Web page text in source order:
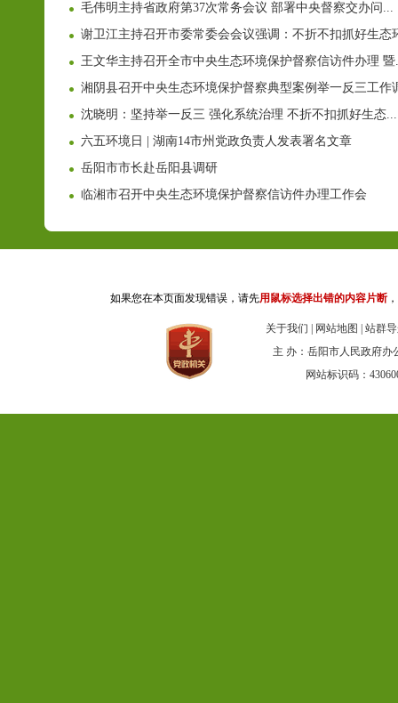
毛伟明主持省政府第37次常务会议 部署中央督察交办问...
谢卫江主持召开市委常委会会议强调：不折不扣抓好生态
王文华主持召开全市中央生态环境保护督察信访件办理 暨
湘阴县召开中央生态环境保护督察典型案例举一反三工作
沈晓明：坚持举一反三 强化系统治理 不折不扣抓好生态...
六五环境日 | 湖南14市州党政负责人发表署名文章
岳阳市市长赴岳阳县调研
临湘市召开中央生态环境保护督察信访件办理工作会